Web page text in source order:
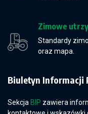
Zimowe
Standardy
oraz mapa.
Biuletyn Informacji
Sekcja BIP zawiera